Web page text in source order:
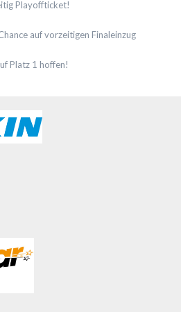
Playoffticket!
auf vorzeitigen Finaleinzug
Platz 1 hoffen!